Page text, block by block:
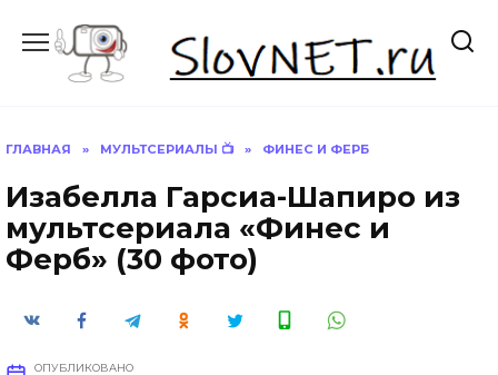
содержанию
ГЛАВНАЯ » МУЛЬТСЕРИАЛЫ 📺 » ФИНЕС И ФЕРБ
Изабелла Гарсиа-Шапиро из
мультсериала «Финес и
Ферб» (30 фото)
ОПУБЛИКОВАНО